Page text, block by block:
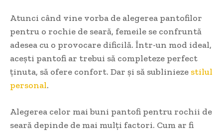
Atunci când vine vorba de alegerea pantofilor
pentru o rochie de seară, femeile se confruntă
adesea cu o provocare dificilă. Într-un mod ideal,
acești pantofi ar trebui să completeze perfect
ținuta, să ofere confort. Dar și să sublinieze stilul
personal.
Alegerea celor mai buni pantofi pentru rochii de
seară depinde de mai mulți factori. Cum ar fi